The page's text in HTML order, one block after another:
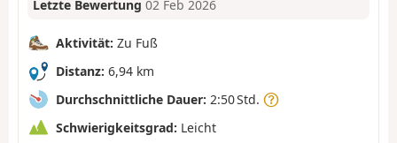
Letzte Bewertung 02 Feb 2026
Aktivität: Zu Fuß
Distanz: 6,94 km
Durchschnittliche Dauer: 2:50 Std.
Schwierigkeitsgrad: Leicht